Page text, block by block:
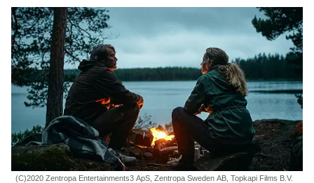
(C)2020 Zentropa Entertainments3 ApS, Zentropa Sweden AB, Topkapi Films B.V.